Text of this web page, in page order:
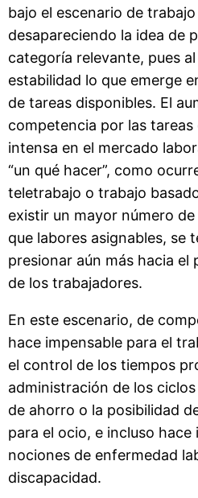
bajo el escenario de
desapareciendo la idea de
categoría relevante, pues
estabilidad lo que emerge
de tareas disponibles. El
competencia por las
intensa en el mercado
“un qué hacer”, como
teletrabajo o trabajo
existir un mayor número
que labores asignables, se
presionar aún más hacia el
de los trabajadores.
En este escenario, de
hace impensable para el
el control de los tiempos
administración de los
de ahorro o la posibilidad
para el ocio, e incluso hace
nociones de enfermedad
discapacidad.